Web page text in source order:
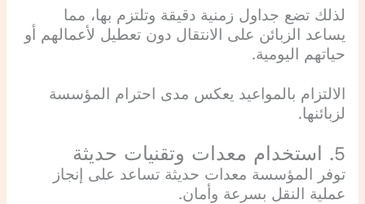
لذلك تضع جداول زمنية دقيقة وتلتزم بها، مما
يساعد الزبائن على الانتقال دون تعطيل لأعمالهم أو
حياتهم اليومية.
الالتزام بالمواعيد يعكس مدى احترام المؤسسة
لزبائنها.
5. استخدام معدات وتقنيات حديثة
توفر المؤسسة معدات حديثة تساعد على إنجاز
عملية النقل بسرعة وأمان.